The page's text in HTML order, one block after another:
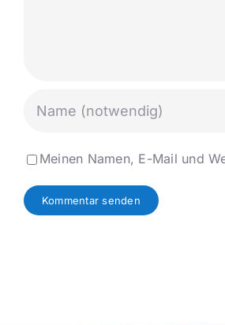
Meinen Namen, E-Mail und